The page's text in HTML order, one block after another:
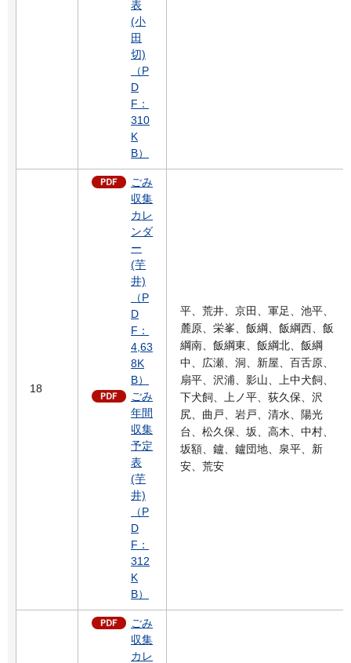
表
(小
田
切)
（P
D
F：
310
K
B）
18
ごみ
収集
カレ
ンダ
ー
(芋
井)
（P
D
F：
4,63
8K
B）
ごみ
年間
収集
予定
表
(芋
井)
（P
D
F：
312
K
B）
平、荒井、京田、軍足、池平、
麓原、栄峯、飯綱、飯綱西、飯
綱南、飯綱東、飯綱北、飯綱
中、広瀬、洞、新屋、百舌原、
扇平、沢浦、影山、上中犬飼、
下犬飼、上ノ平、荻久保、沢
尻、曲戸、岩戸、清水、陽光
台、松久保、坂、高木、中村、
坂額、鑪、鑪団地、泉平、新
安、荒安
ごみ
収集
カレ